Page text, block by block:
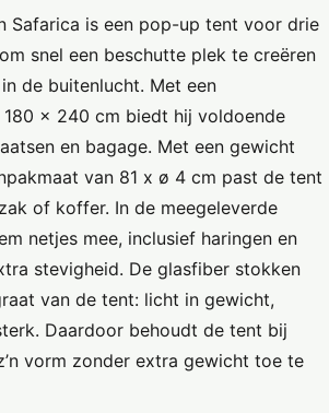
Safarica is een pop-up tent voor drie
snel een beschutte plek te creëren
de buitenlucht. Met een
x 240 cm biedt hij voldoende
en bagage. Met een gewicht
van 81 x ø 4 cm past de tent
of koffer. In de meegeleverde
netjes mee, inclusief haringen en
stevigheid. De glasfiber stokken
van de tent: licht in gewicht,
Daardoor behoudt de tent bij
vorm zonder extra gewicht toe te